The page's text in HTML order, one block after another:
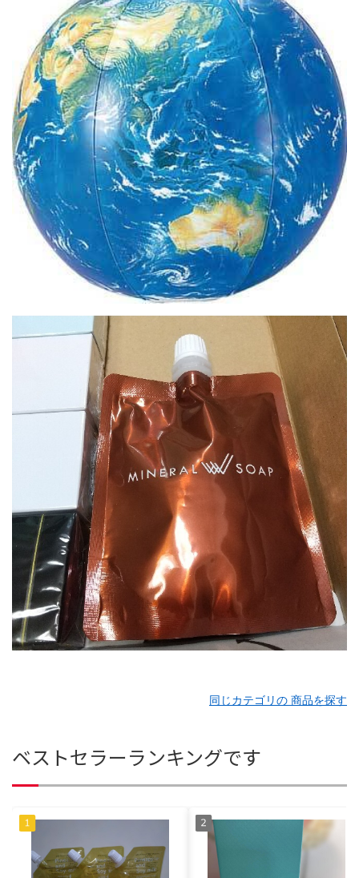
同じカテゴリの 商品を探す
ベストセラーランキングです